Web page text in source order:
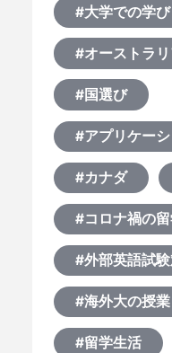
#大学での学び
#オーストラ
#国選び
#アプリケー
#カナダ
#コロナ禍の
#外部英語試
#海外大の授業
#留学生活